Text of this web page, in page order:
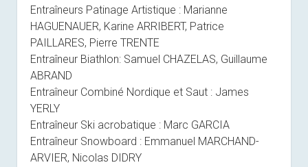
Entraîneurs Patinage Artistique : Marianne
HAGUENAUER, Karine ARRIBERT, Patrice
PAILLARES, Pierre TRENTE
Entraîneur Biathlon: Samuel CHAZELAS, Guillaume
ABRAND
Entraîneur Combiné Nordique et Saut : James
YERLY
Entraîneur Ski acrobatique : Marc GARCIA
Entraîneur Snowboard : Emmanuel MARCHAND-
ARVIER, Nicolas DIDRY